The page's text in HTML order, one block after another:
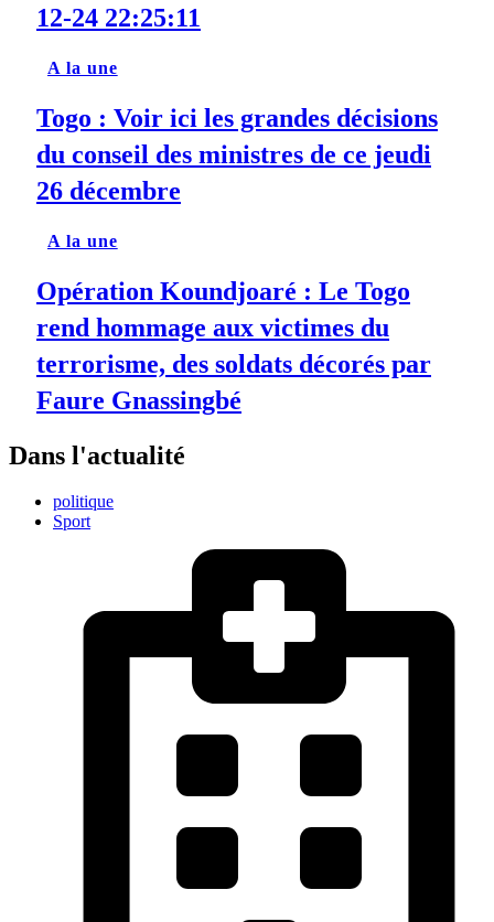
12-24 22:25:11
A la une
Togo : Voir ici les grandes décisions
du conseil des ministres de ce jeudi
26 décembre
A la une
Opération Koundjoaré : Le Togo
rend hommage aux victimes du
terrorisme, des soldats décorés par
Faure Gnassingbé
Dans l'actualité
politique
Sport